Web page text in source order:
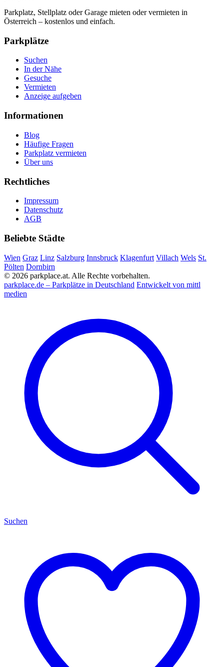
Parkplatz, Stellplatz oder Garage mieten oder vermieten in
Österreich – kostenlos und einfach.
Parkplätze
Suchen
In der Nähe
Gesuche
Vermieten
Anzeige aufgeben
Informationen
Blog
Häufige Fragen
Parkplatz vermieten
Über uns
Rechtliches
Impressum
Datenschutz
AGB
Beliebte Städte
Wien Graz Linz Salzburg Innsbruck Klagenfurt Villach Wels St.
Pölten Dornbirn
© 2026 parkplace.at. Alle Rechte vorbehalten.
parkplace.de – Parkplätze in Deutschland Entwickelt von mittl
medien
Suchen